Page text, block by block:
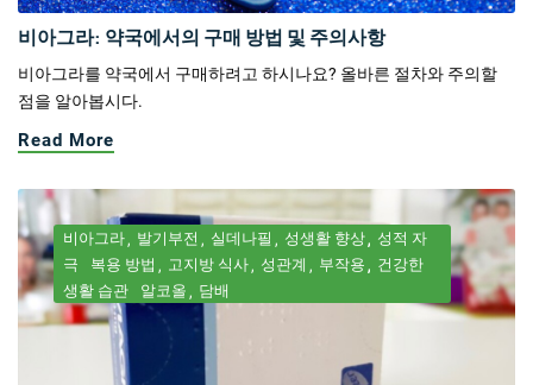
비아그라: 약국에서의 구매 방법 및 주의사항
비아그라를 약국에서 구매하려고 하시나요? 올바른 절차와 주의할
점을 알아봅시다.
Read More
비아그라 발기부전 실데나필 성생활 향상
성적 자
극
복용 방법 고지방 식사 성관계 부작용
건강한
생활 습관
알코올 담배